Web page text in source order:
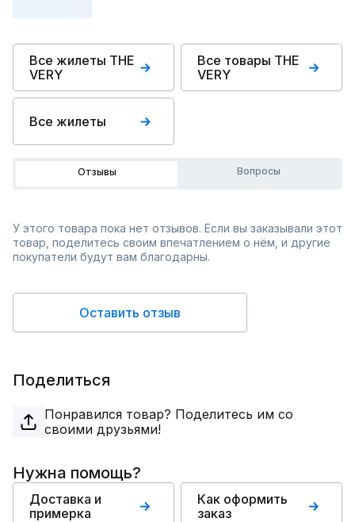
Все жилеты THE
VERY
Все товары THE
VERY
Все жилеты
Отзывы Вопросы
У этого товара пока нет отзывов. Если вы заказывали этот
товар, поделитесь своим впечатлением о нём, и другие
покупатели будут вам благодарны.
Оставить отзыв
Поделиться
Понравился товар? Поделитесь им со
своими друзьями!
Нужна помощь?
Доставка и
примерка
Как оформить
заказ